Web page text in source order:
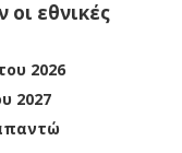
εθνικές